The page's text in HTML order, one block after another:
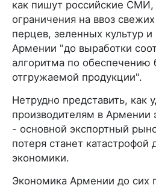
как пишут российские
ограничения на ввоз
перцев, зеленных культур и
Армении "до выработки
алгоритма по обеспечению
отгружаемой продукции".
Нетрудно представить, как
производителям в Армении
- основной экспортный
потеря станет катастрофой
экономики.
Экономика Армении до сих